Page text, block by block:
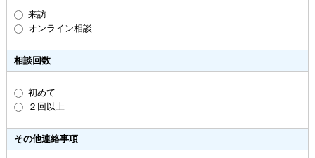
来訪
オンライン相談
相談回数
初めて
２回以上
その他連絡事項